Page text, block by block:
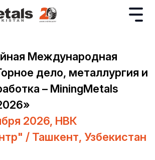
Международная
дело, металлургия и
– MiningMetals
2026, НВК
/ Ташкент, Узбекистан